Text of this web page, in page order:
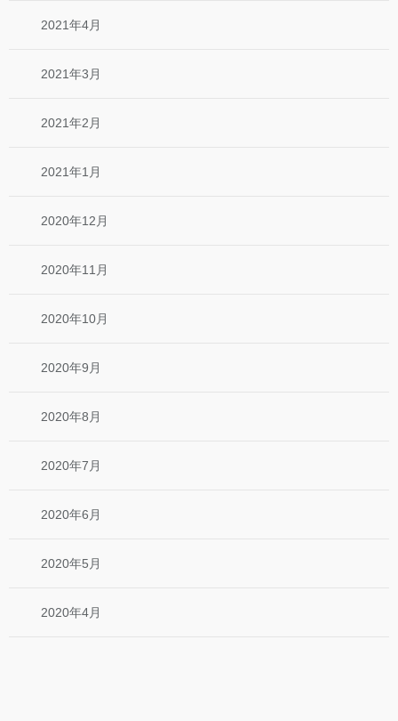
2021年4月
2021年3月
2021年2月
2021年1月
2020年12月
2020年11月
2020年10月
2020年9月
2020年8月
2020年7月
2020年6月
2020年5月
2020年4月